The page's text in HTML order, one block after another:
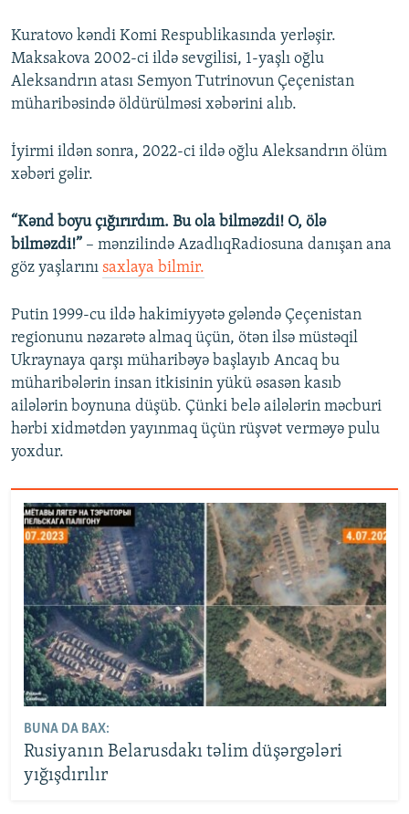
Kuratovo kəndi Komi Respublikasında yerləşir.
Maksakova 2002-ci ildə sevgilisi, 1-yaşlı oğlu
Aleksandrın atası Semyon Tutrinovun Çeçenistan
müharibəsində öldürülməsi xəbərini alıb.
İyirmi ildən sonra, 2022-ci ildə oğlu Aleksandrın ölüm
xəbəri gəlir.
“Kənd boyu çığırırdım. Bu ola bilməzdi! O, ölə
bilməzdi!” – mənzilində AzadlıqRadiosuna danışan ana
göz yaşlarını saxlaya bilmir.
Putin 1999-cu ildə hakimiyyətə gələndə Çeçenistan
regionunu nəzarətə almaq üçün, ötən ilsə müstəqil
Ukraynaya qarşı müharibəyə başlayıb Ancaq bu
müharibələrin insan itkisinin yükü əsasən kasıb
ailələrin boynuna düşüb. Çünki belə ailələrin məcburi
hərbi xidmətdən yayınmaq üçün rüşvət verməyə pulu
yoxdur.
BUNA DA BAX:
Rusiyanın Belarusdakı təlim düşərgələri
yığışdırılır